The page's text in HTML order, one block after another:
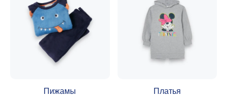
Пижамы Платья